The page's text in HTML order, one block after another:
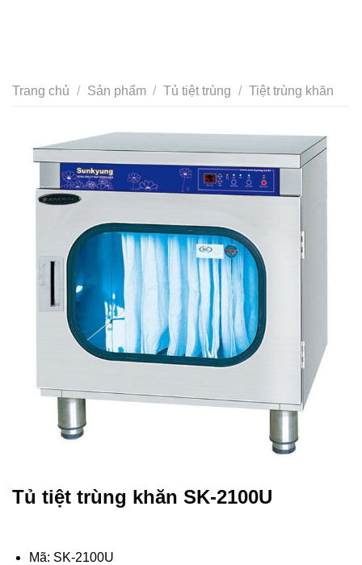
Trang chủ / Sản phẩm / Tủ tiệt trùng / Tiệt trùng khăn
Tủ tiệt trùng khăn SK-2100U
Mã: SK-2100U